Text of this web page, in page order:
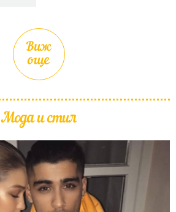
Виж
още
Мода и стил